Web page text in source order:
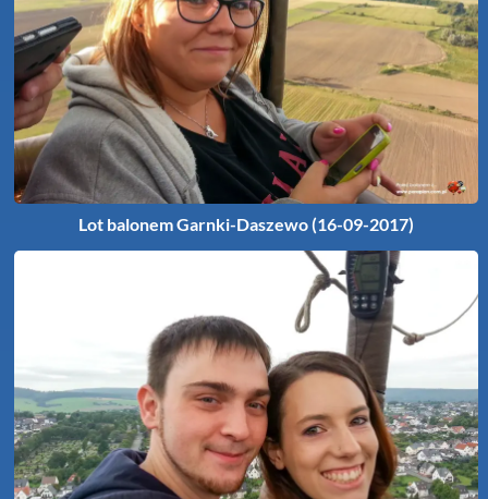
Lot balonem Garnki-Daszewo (16-09-2017)